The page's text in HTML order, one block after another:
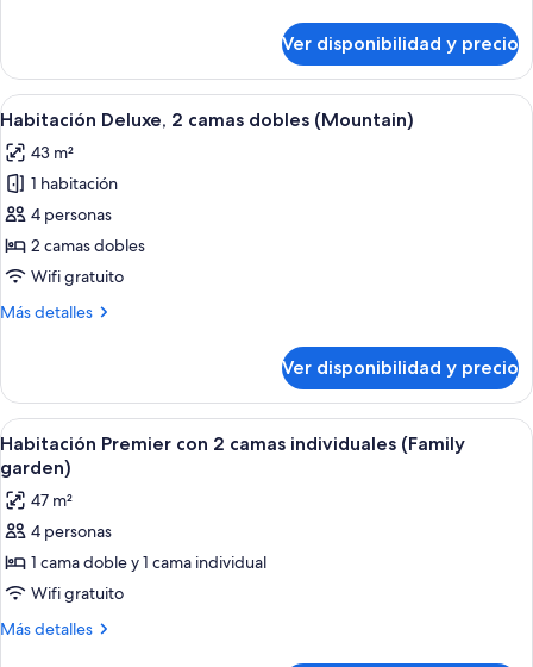
Building)
No
View
Family
Twin
(Main
No
View
Ver disponibilidad y precio
Ver
todas
las
fotos
de
Habitación
Deluxe,
camas
Habitación de hotel con dos camas,
2
Habitación Deluxe, 2 camas dobles (Mountain)
43 m²
1 habitación
4 personas
2 camas dobles
Wifi gratuito
Más detalles
Más
Deluxe,
camas
dobles
(Mountain)
Ver disponibilidad y precio
Ver
todas
las
fotos
de
Habitación
Premier
con
Una habitación de hotel con dos
1
Habitación Premier con 2 camas individuales (Family
garden)
47 m²
4 personas
1 cama doble y 1 cama individual
Wifi gratuito
Más detalles
Más